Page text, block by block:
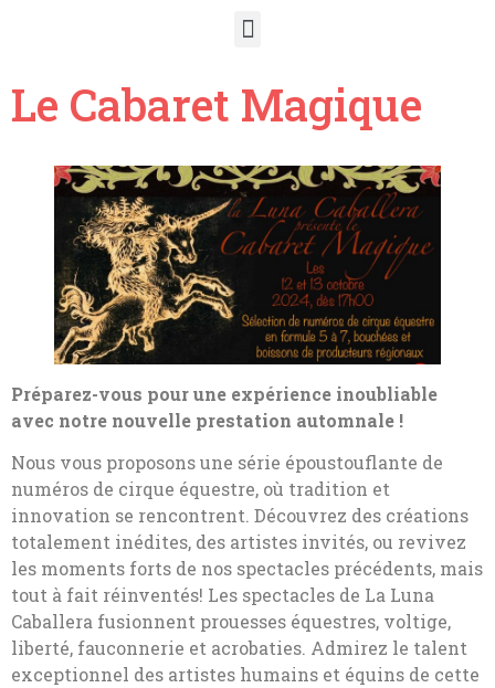
Le Cabaret Magique
Préparez-vous pour une expérience inoubliable
avec notre nouvelle prestation automnale !
Nous vous proposons une série époustouflante de
numéros de cirque équestre, où tradition et
innovation se rencontrent. Découvrez des créations
totalement inédites, des artistes invités, ou revivez
les moments forts de nos spectacles précédents, mais
tout à fait réinventés! Les spectacles de La Luna
Caballera fusionnent prouesses équestres, voltige,
liberté, fauconnerie et acrobaties. Admirez le talent
exceptionnel des artistes humains et équins de cette